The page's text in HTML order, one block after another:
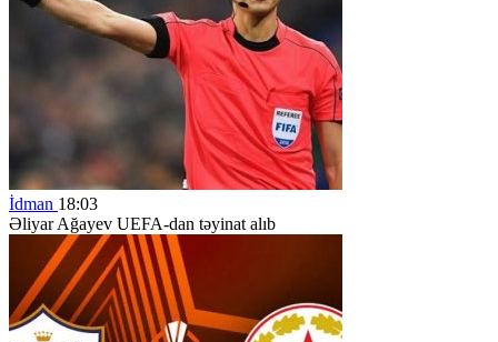
İdman 18:03
Əliyar Ağayev UEFA-dan təyinat alıb